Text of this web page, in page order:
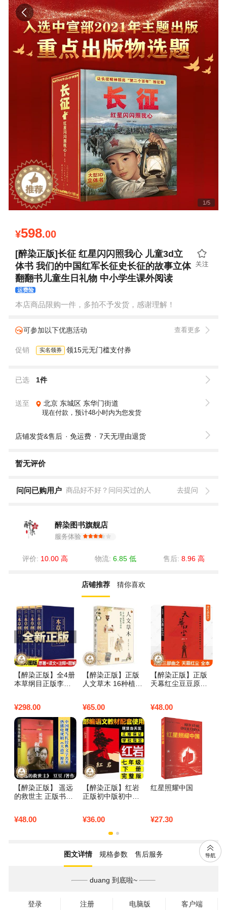
1/5
¥598.00
[醉染正版]长征 红星闪闪照我心 儿童3d立
体书 我们的中国红军长征史长征的故事立体
翻翻书儿童生日礼物 中小学生课外阅读
运费险
本店商品限购一件，多拍不予发货，感谢理解！
可参加以下优惠活动 查看更多
促销 实名领券 领15元无门槛支付券
已选 1件
送至 北京 东城区 东华门街道
现在付款，预计48小时内为您发货
店铺发货&售后 免运费 7天无理由退货
暂无评价
问问已购用户 商品好不好？问问买过的人 去提问
醉染图书旗舰店
服务体验
评价: 10.00 高 物流: 6.85 低 售后:8.96 高
店铺推荐 猜你喜欢
【醉染正版】全4册
本草纲目正版李时
国药学巨著古典百
科全书养生书籍中
医正版中草药大全
册
¥298.00
【醉染正版】正版
人文草木 16种植物
如何改变世界格局
与人类文明的进程
植文正草
¥65.00
【醉染正版】正版
天幕红尘豆豆原版
著全本无删减2005
第一版 现当代文学
官场遥2】
¥48.00
【醉染正版】 遥远
的救世主 正版书原
现当代经典文学名
¥48.00
【醉染正版】红岩
正版初中版初中生
红岩书正版原版罗
广斌杨益言原著红
¥36.00
红星照耀中国
¥27.30
图文详情 规格参数 售后服务
duang 到底啦~
登录 注册 电脑版 客户端